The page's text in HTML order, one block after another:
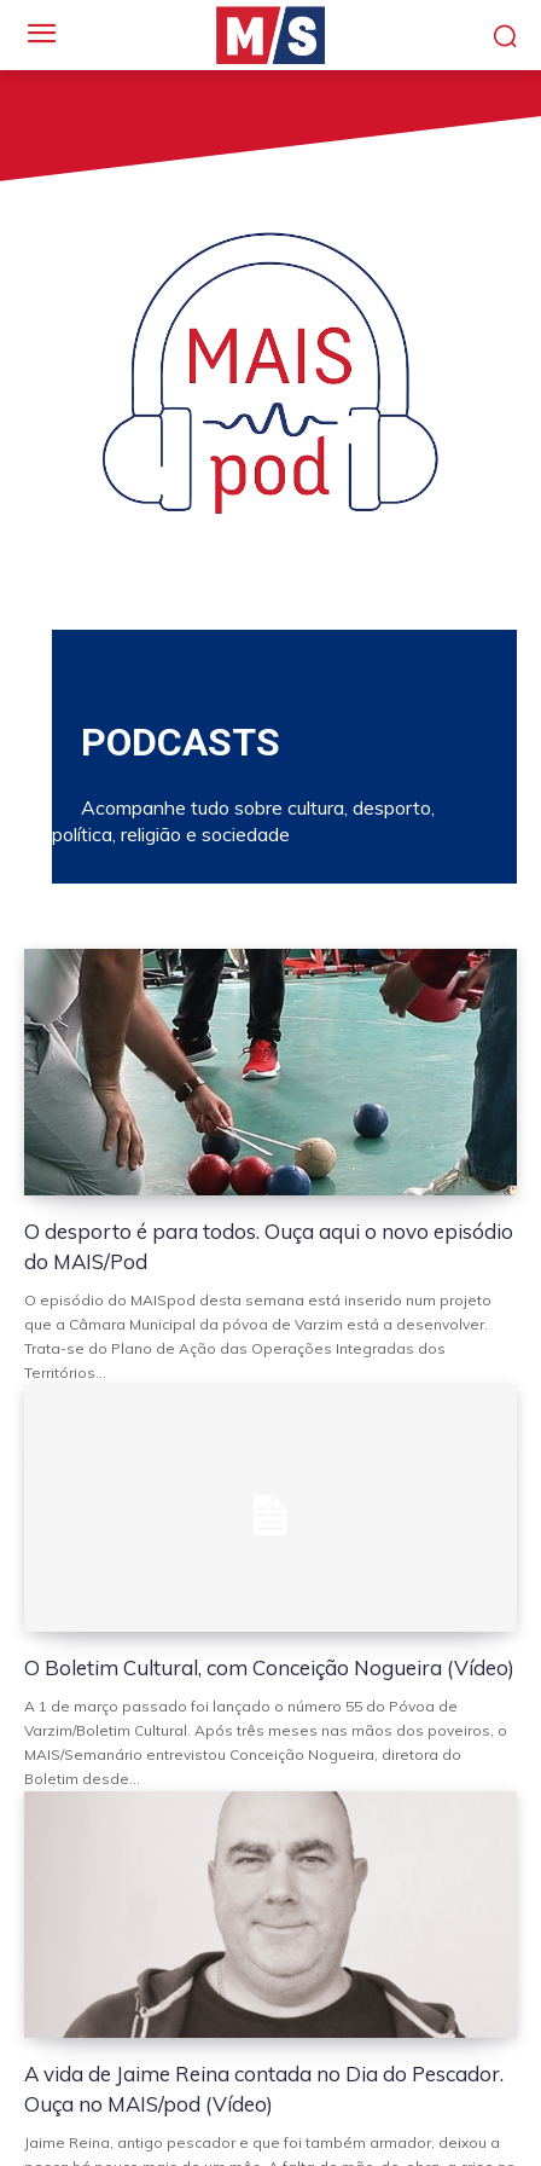
PODCASTS
Acompanhe tudo sobre cultura, desporto,
política, religião e sociedade
O desporto é para todos. Ouça aqui o novo episódio
do MAIS/Pod
O episódio do MAISpod desta semana está inserido num projeto
que a Câmara Municipal da póvoa de Varzim está a desenvolver.
Trata-se do Plano de Ação das Operações Integradas dos
Territórios...
O Boletim Cultural, com Conceição Nogueira (Vídeo)
A 1 de março passado foi lançado o número 55 do Póvoa de
Varzim/Boletim Cultural. Após três meses nas mãos dos poveiros, o
MAIS/Semanário entrevistou Conceição Nogueira, diretora do
Boletim desde...
A vida de Jaime Reina contada no Dia do Pescador.
Ouça no MAIS/pod (Vídeo)
Jaime Reina, antigo pescador e que foi também armador, deixou a